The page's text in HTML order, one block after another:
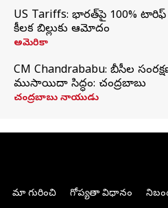
US Tariffs: భారత్‌పై 100%
కీలక బిల్లుకు ఆమోదం
అమెరికా
CM Chandrababu: బీసీల
ముసాయిదా సిద్ధం: చంద్రబాబు
చంద్రబాబు నాయుడు
మా గురించి గోప్యతా విధానం